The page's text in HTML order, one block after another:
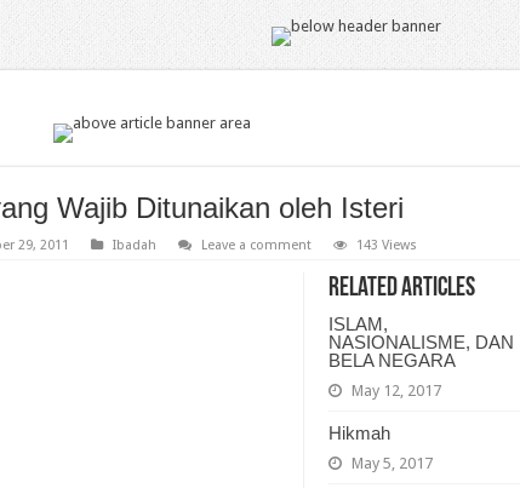
Wajib Ditunaikan oleh Isteri
29, 2011 Ibadah Leave a comment 143 Views
Related Articles
ISLAM,
NASIONALISME, DAN
BELA NEGARA
May 12, 2017
Hikmah
May 5, 2017